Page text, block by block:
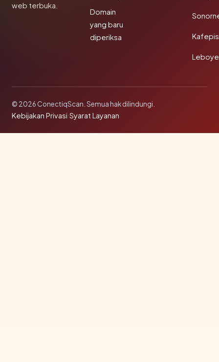
web terbuka.
Domain
yang baru
diperiksa
© 2026 ConectiqScan. Semua hak dilindungi.
Kebijakan Privasi·Syarat Layanan